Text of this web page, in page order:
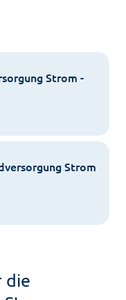
Strom -
Strom
die